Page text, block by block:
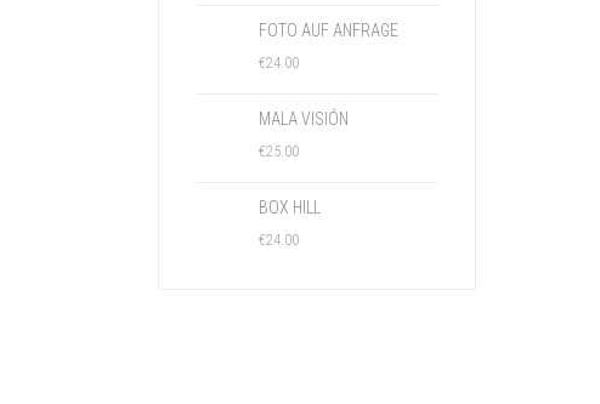
FOTO AUF ANFRAGE
€24.00
MALA VISIÓN
€25.00
BOX HILL
€24.00